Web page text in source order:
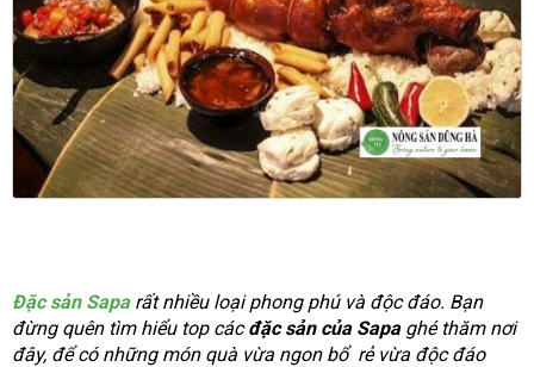
Đặc sản Saparất nhiều loại phong phú và độc đáo. Bạn
đừng quên tìm hiểu top cácđặc sản của Sapaghé thăm nơi
đây, để có những món quà vừa ngon bổ rẻ vừa độc đáo